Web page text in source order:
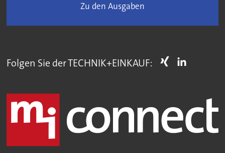
Zu den Ausgaben
Folgen Sie der TECHNIK+EINKAUF: